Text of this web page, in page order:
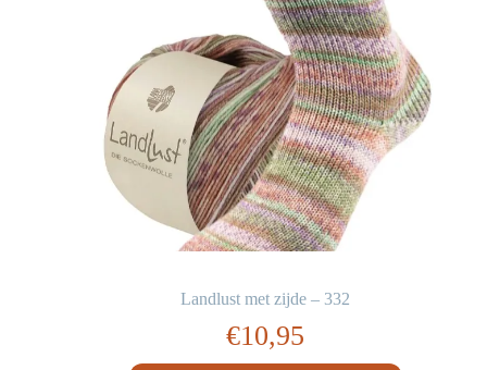
Landlust met zijde – 332
€10,95